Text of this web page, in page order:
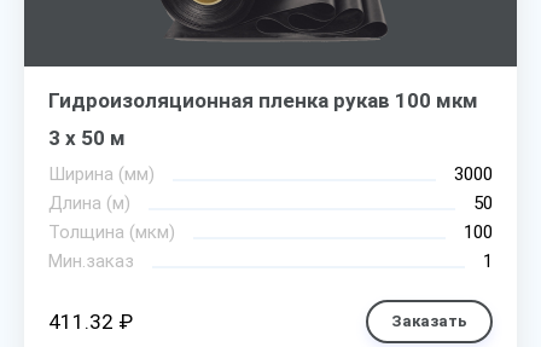
Гидроизоляционная пленка рукав 100 мкм
3 х 50 м
Ширина (мм)
3000
Длина (м)
50
Толщина (мкм)
100
Мин.заказ
1
411.32 ₽ Заказать